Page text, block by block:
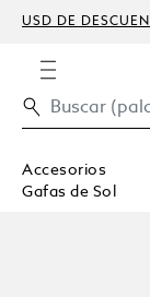
USD DE
Accesorios
Gafas de Sol